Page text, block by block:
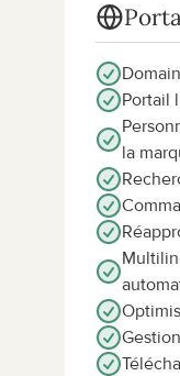
Portail
la